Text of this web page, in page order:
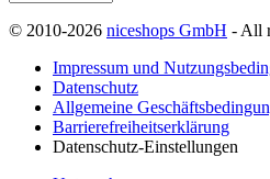
© 2010-2026 niceshops GmbH - All
Impressum und
Datenschutz
Allgemeine
Barrierefreiheitserklärung
Datenschutz-Einstellungen